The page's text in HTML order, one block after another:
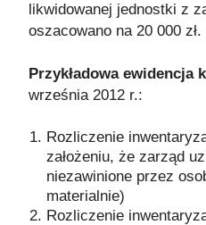
likwidowanej jednostki z
oszacowano na 20 000 zł.
Przykładowa ewidencja
września 2012 r.:
Rozliczenie
założeniu, że zarząd
niezawinione przez
materialnie)
Rozliczenie